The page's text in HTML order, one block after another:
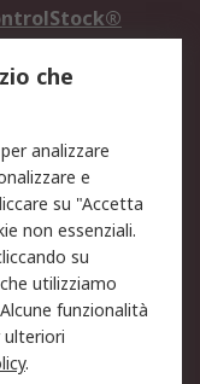
Privacy -
d'uso
generali di
che
analizzare
e
su "Accetta
non essenziali.
su
utilizziamo
funzionalità
ulteriori
.